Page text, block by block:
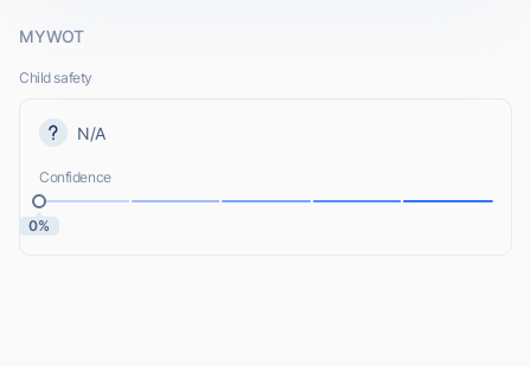
MYWOT
Child safety
N/A
Confidence
0%